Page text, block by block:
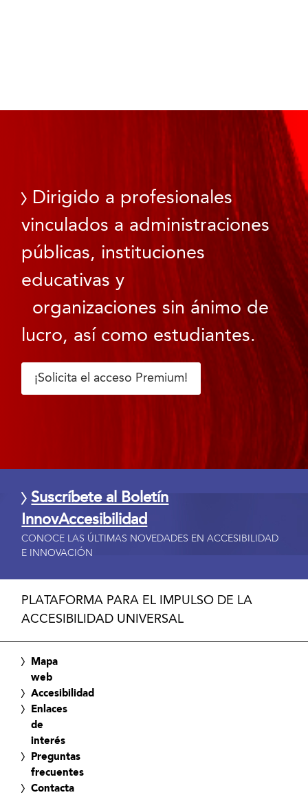
Dirigido a profesionales
vinculados a administraciones
públicas, instituciones
educativas y
organizaciones sin ánimo de
lucro, así como estudiantes.
¡Solicita el acceso Premium!
Suscríbete al Boletín
InnovAccesibilidad
CONOCE LAS ÚLTIMAS NOVEDADES EN ACCESIBILIDAD
E INNOVACIÓN
PLATAFORMA PARA EL IMPULSO DE LA
ACCESIBILIDAD UNIVERSAL
Mapa
web
Accesibilidad
Enlaces
de
interés
Preguntas
frecuentes
Contacta